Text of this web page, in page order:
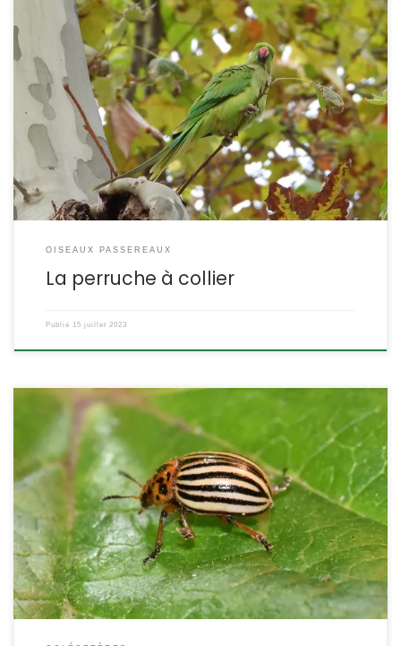
Cette jolie perruche est arrivée chez nous il y a quelques années,
échappée de captivité, c’est dans les grands parcs arborés des
grandes villes qu’elle a élu domicile et qu’elle constitue parfois
des populations importantes. Psittacula krameri Scopoli,1769.
POSITION SYSTÉMATIQUE : Vertébré, Oiseau, Columbiforme Famille
des Psittacidae. ETYMOLOGIE : Le nom de genre, Psittacula […]
OISEAUX PASSEREAUX
La perruche à collier
Publié 15 juillet 2023
Cette chrysomèle était connue autrefois comme un véritable
fléau en raison de sa capacité à pulluler et à dévaster les
champs de pommes de terre. Le nom de « doryphore » fait partie
des surnoms « amicaux » donnés à nos envahisseurs gros
mangeurs de ce tubercule lors de la deuxième guerre mondiale.
Le doryphore a […]